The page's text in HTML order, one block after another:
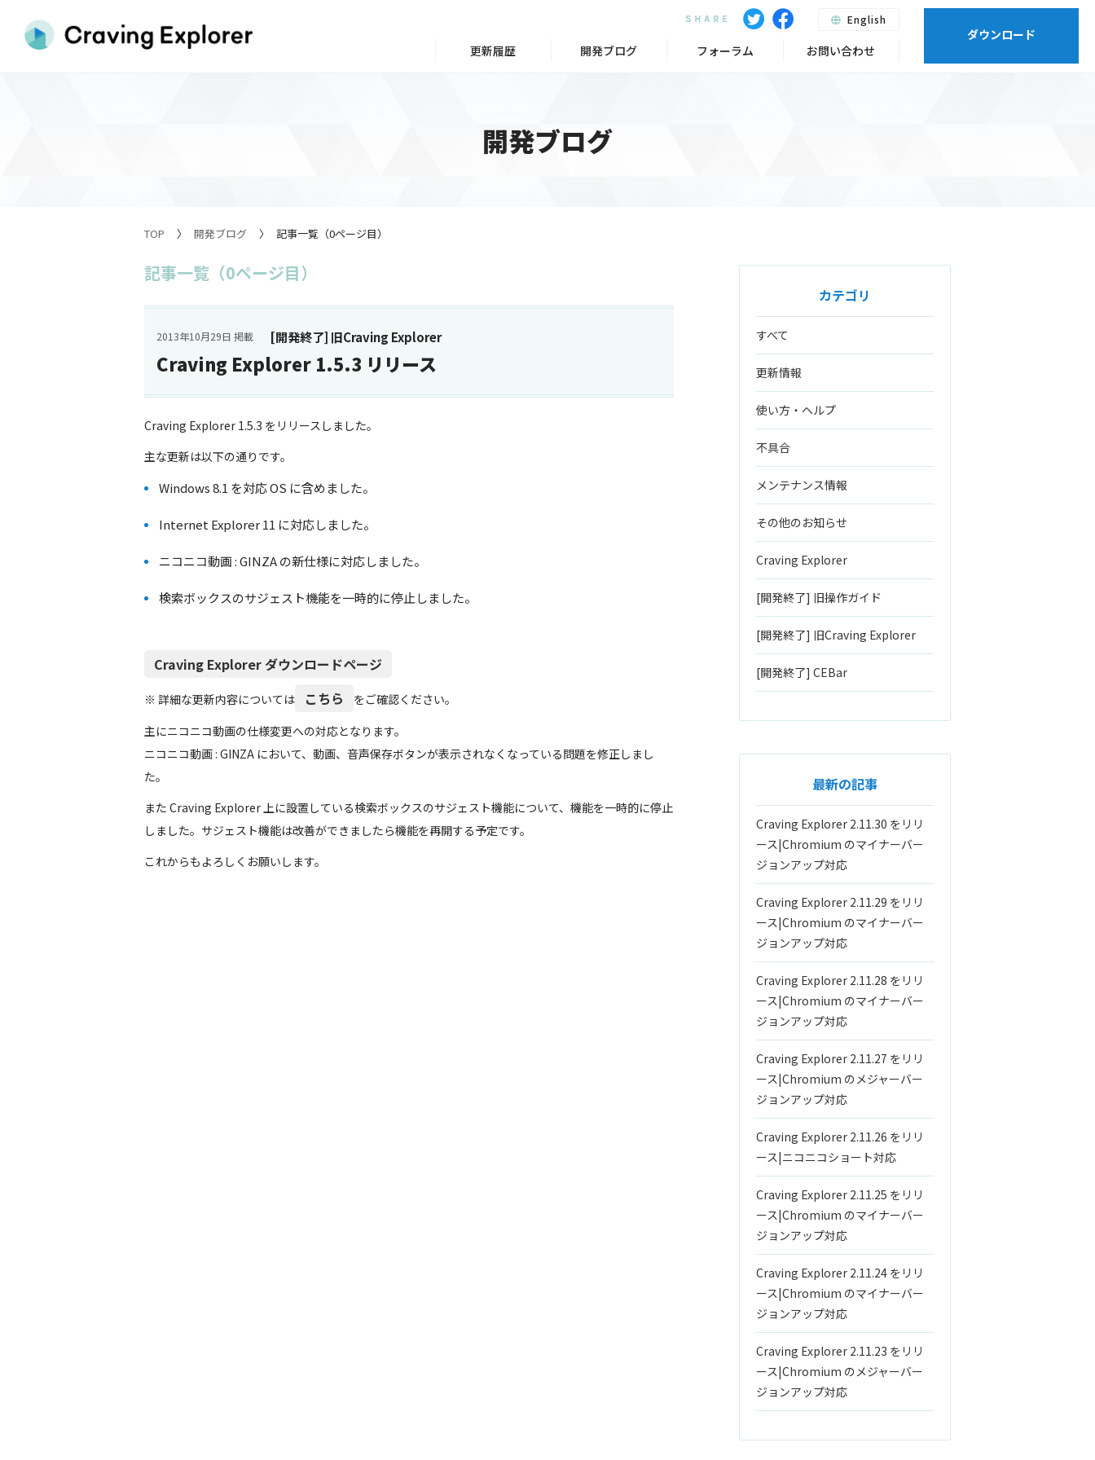
開発ブログ
TOP 開発ブログ 記事一覧（0ページ目）
記事一覧（0ページ目）
[開発終了] 旧Craving Explorer
2013年10月29日 掲載
Craving Explorer 1.5.3 リリース
Craving Explorer 1.5.3 をリリースしました。
主な更新は以下の通りです。
Windows 8.1 を対応 OS に含めました。
Internet Explorer 11 に対応しました。
ニコニコ動画 : GINZA の新仕様に対応しました。
検索ボックスのサジェスト機能を一時的に停止しました。
Craving Explorer ダウンロードページ
※ 詳細な更新内容については こちら
をご確認ください。
主にニコニコ動画の仕様変更への対応となります。
ニコニコ動画 : GINZA において、動画、音声保存ボタンが表示されなくなっている問題を修正しまし
た。
また Craving Explorer 上に設置している検索ボックスのサジェスト機能について、機能を一時的に停止
しました。サジェスト機能は改善ができましたら機能を再開する予定です。
これからもよろしくお願いします。
カテゴリ
すべて
更新情報
使い方・ヘルプ
不具合
メンテナンス情報
その他のお知らせ
Craving Explorer
[開発終了] 旧操作ガイド
[開発終了] 旧Craving Explorer
[開発終了] CEBar
最新の記事
Craving Explorer 2.11.30 をリリ
ース|Chromium のマイナーバー
ジョンアップ対応
Craving Explorer 2.11.29 をリリ
ース|Chromium のマイナーバー
ジョンアップ対応
Craving Explorer 2.11.28 をリリ
ース|Chromium のマイナーバー
ジョンアップ対応
Craving Explorer 2.11.27 をリリ
ース|Chromium のメジャーバー
ジョンアップ対応
Craving Explorer 2.11.26 をリリ
ース|ニコニコショート対応
Craving Explorer 2.11.25 をリリ
ース|Chromium のマイナーバー
ジョンアップ対応
Craving Explorer 2.11.24 をリリ
ース|Chromium のマイナーバー
ジョンアップ対応
Craving Explorer 2.11.23 をリリ
ース|Chromium のメジャーバー
ジョンアップ対応
ダウンロード
English
更新履歴 開発ブログ フォーラム お問い合わせ